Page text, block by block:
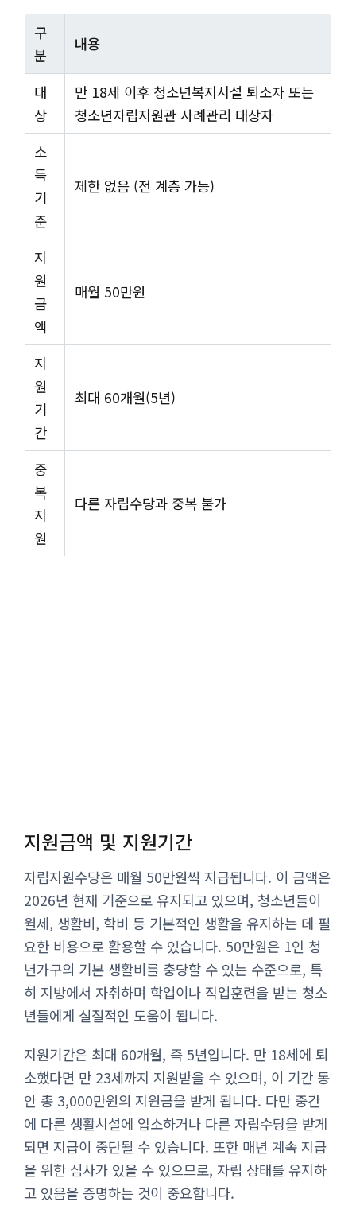
구
분
내용
대
상
만 18세 이후 청소년복지시설 퇴소자 또는
청소년자립지원관 사례관리 대상자
소
득
기
준
제한 없음 (전 계층 가능)
지
원
금
액
매월 50만원
지
원
기
간
최대 60개월(5년)
중
복
지
원
다른 자립수당과 중복 불가
지원금액 및 지원기간
자립지원수당은 매월 50만원씩 지급됩니다. 이 금액은
2026년 현재 기준으로 유지되고 있으며, 청소년들이
월세, 생활비, 학비 등 기본적인 생활을 유지하는 데 필
요한 비용으로 활용할 수 있습니다. 50만원은 1인 청
년가구의 기본 생활비를 충당할 수 있는 수준으로, 특
히 지방에서 자취하며 학업이나 직업훈련을 받는 청소
년들에게 실질적인 도움이 됩니다.
지원기간은 최대 60개월, 즉 5년입니다. 만 18세에 퇴
소했다면 만 23세까지 지원받을 수 있으며, 이 기간 동
안 총 3,000만원의 지원금을 받게 됩니다. 다만 중간
에 다른 생활시설에 입소하거나 다른 자립수당을 받게
되면 지급이 중단될 수 있습니다. 또한 매년 계속 지급
을 위한 심사가 있을 수 있으므로, 자립 상태를 유지하
고 있음을 증명하는 것이 중요합니다.